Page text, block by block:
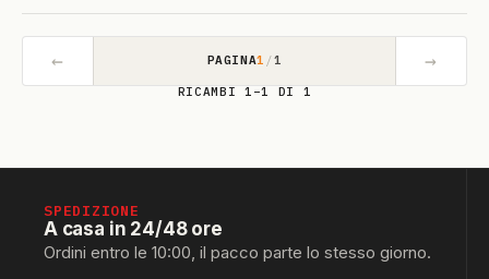
← PAGINA1 /1 →
RICAMBI 1–1 DI 1
SPEDIZIONE
A casa in 24/48 ore
Ordini entro le 10:00, il pacco parte lo stesso giorno.